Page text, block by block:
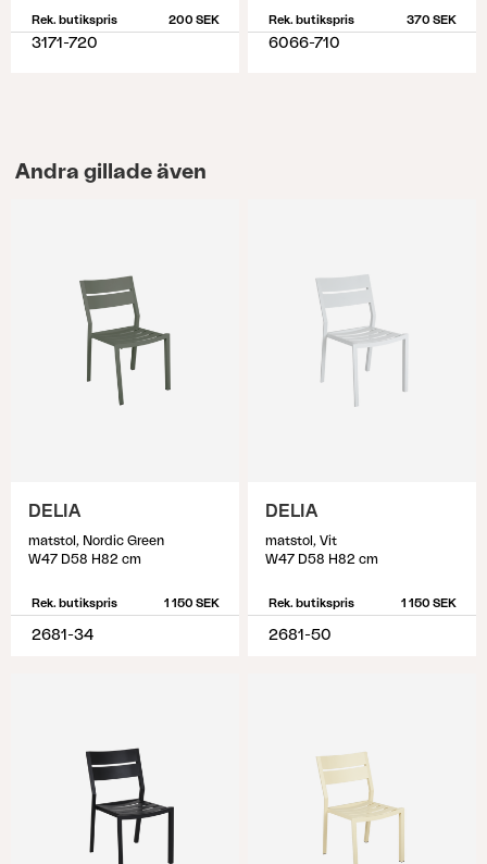
Rek. butikspris 200 SEK
3171-720
Rek. butikspris 370 SEK
6066-710
Andra gillade även
DELIA
matstol, Nordic Green
W47 D58 H82 cm
Rek. butikspris 1 150 SEK
2681-34
DELIA
matstol, Vit
W47 D58 H82 cm
Rek. butikspris 1 150 SEK
2681-50